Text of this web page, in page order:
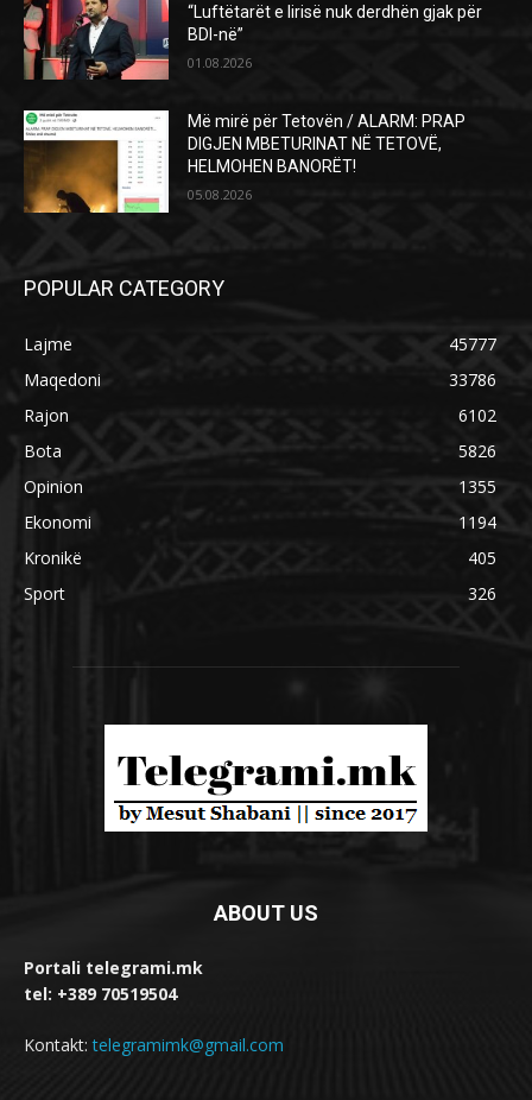
“Luftëtarët e lirisë nuk derdhën gjak për
BDI-në”
01.08.2026
Më mirë për Tetovën / ALARM: PRAP
DIGJEN MBETURINAT NË TETOVË,
HELMOHEN BANORËT!
05.08.2026
POPULAR CATEGORY
Lajme
45777
Maqedoni
33786
Rajon
6102
Bota
5826
Opinion
1355
Ekonomi
1194
Kronikë
405
Sport
326
ABOUT US
Portali telegrami.mk
tel: +389 70519504
Kontakt:telegramimk@gmail.com